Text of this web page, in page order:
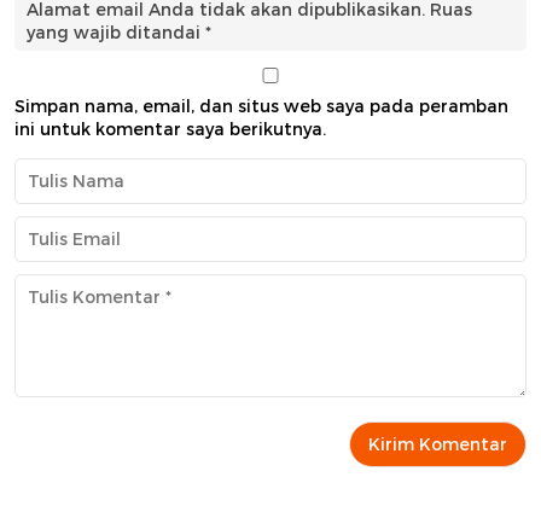
Alamat email Anda tidak akan dipublikasikan. Ruas
yang wajib ditandai *
Simpan nama, email, dan situs web saya pada peramban
ini untuk komentar saya berikutnya.